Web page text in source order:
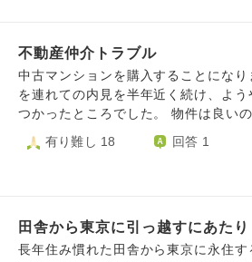
ます。 家を決めた時に言われた「新しい友達は新しい環境
で作っていけばいい」、たまには今住
いと話すと「それより新しい場に行
など身勝手な心無い言葉を思い出し何
言っています） その時にそういう事は言わないでと伝えた
が余計寂しくなってしまいました。 今日遊んだ場所まで今
妊娠中で通院してるいる病院から20
不動産仲介トラブル
中古マンションを購入することになりました。
を連れての内見を半年近く続け、よ
つかったところでした。 物件は良い
者に難ありで現在悩んでいます。 売
直すと言っていたが急に修理だけにす
伝える際も淡々としていて反省すらし
や床暖房等大型の箇所は仲介業者とし
有り難し 18 回答 1
田舎から東京に引っ越すにあたり
長年住み慣れた田舎から東京に永住